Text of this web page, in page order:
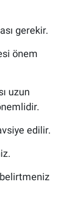
gerekir.
önem
uzun
edilir.
belirtmeniz